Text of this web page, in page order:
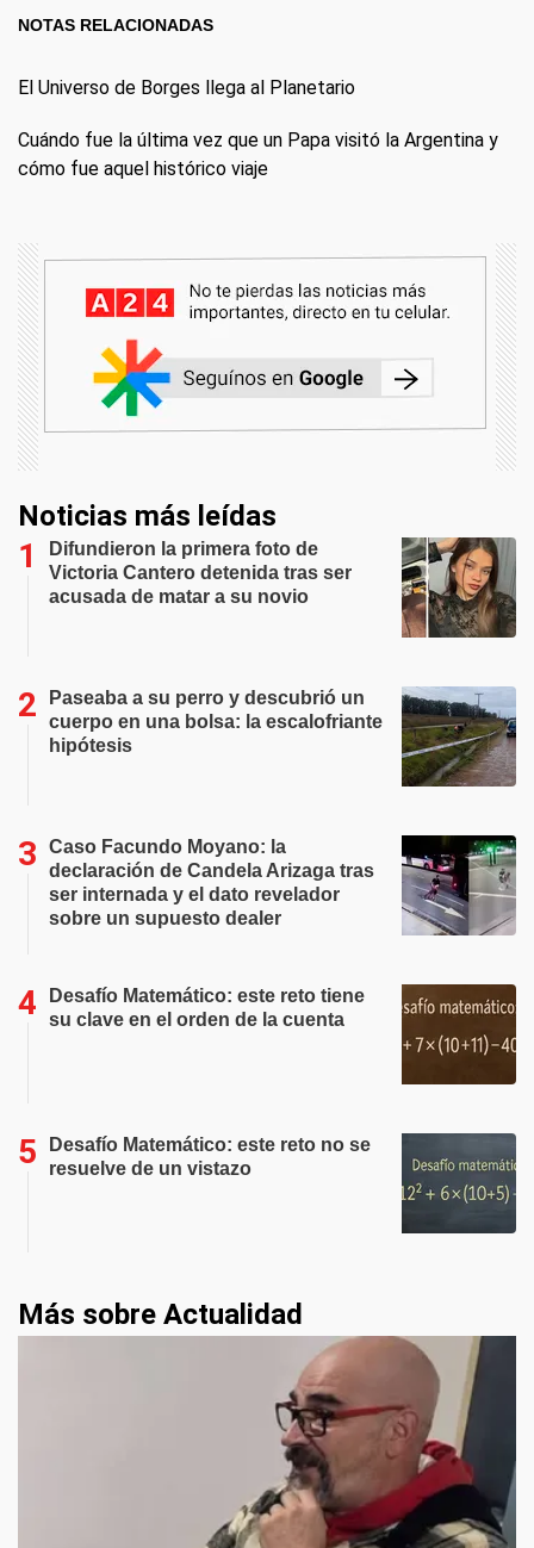
NOTAS RELACIONADAS
El Universo de Borges llega al Planetario
Cuándo fue la última vez que un Papa visitó la Argentina y
cómo fue aquel histórico viaje
Noticias más leídas
Difundieron la primera foto de
Victoria Cantero detenida tras ser
acusada de matar a su novio
Paseaba a su perro y descubrió un
cuerpo en una bolsa: la escalofriante
hipótesis
Caso Facundo Moyano: la
declaración de Candela Arizaga tras
ser internada y el dato revelador
sobre un supuesto dealer
Desafío Matemático: este reto tiene
su clave en el orden de la cuenta
Desafío Matemático: este reto no se
resuelve de un vistazo
Más sobre Actualidad